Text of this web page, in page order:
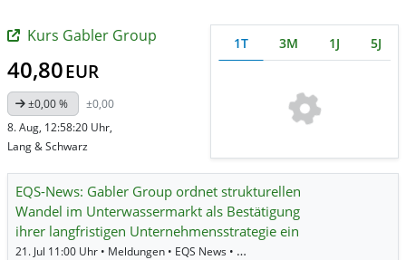
Kurs Gabler Group
40,80EUR
±0,00 %
±0,00
8. Aug, 12:58:20 Uhr,
Lang & Schwarz
1T 3M 1J 5J
EQS-News: Gabler Group ordnet strukturellen
Wandel im Unterwassermarkt als Bestätigung
ihrer langfristigen Unternehmensstrategie ein
21. Jul 11:00 Uhr • Meldungen • EQS News •
Gabler Group